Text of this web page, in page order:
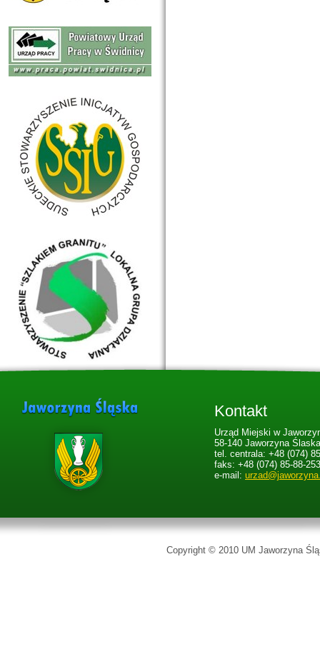
Kontakt
Urząd Miejski w
58-140 Jaworzyna
tel. centrala: +48 (074)
faks: +48 (074) 85-88-253
e-mail:
Copyright © 2010 UM Jaworzyna